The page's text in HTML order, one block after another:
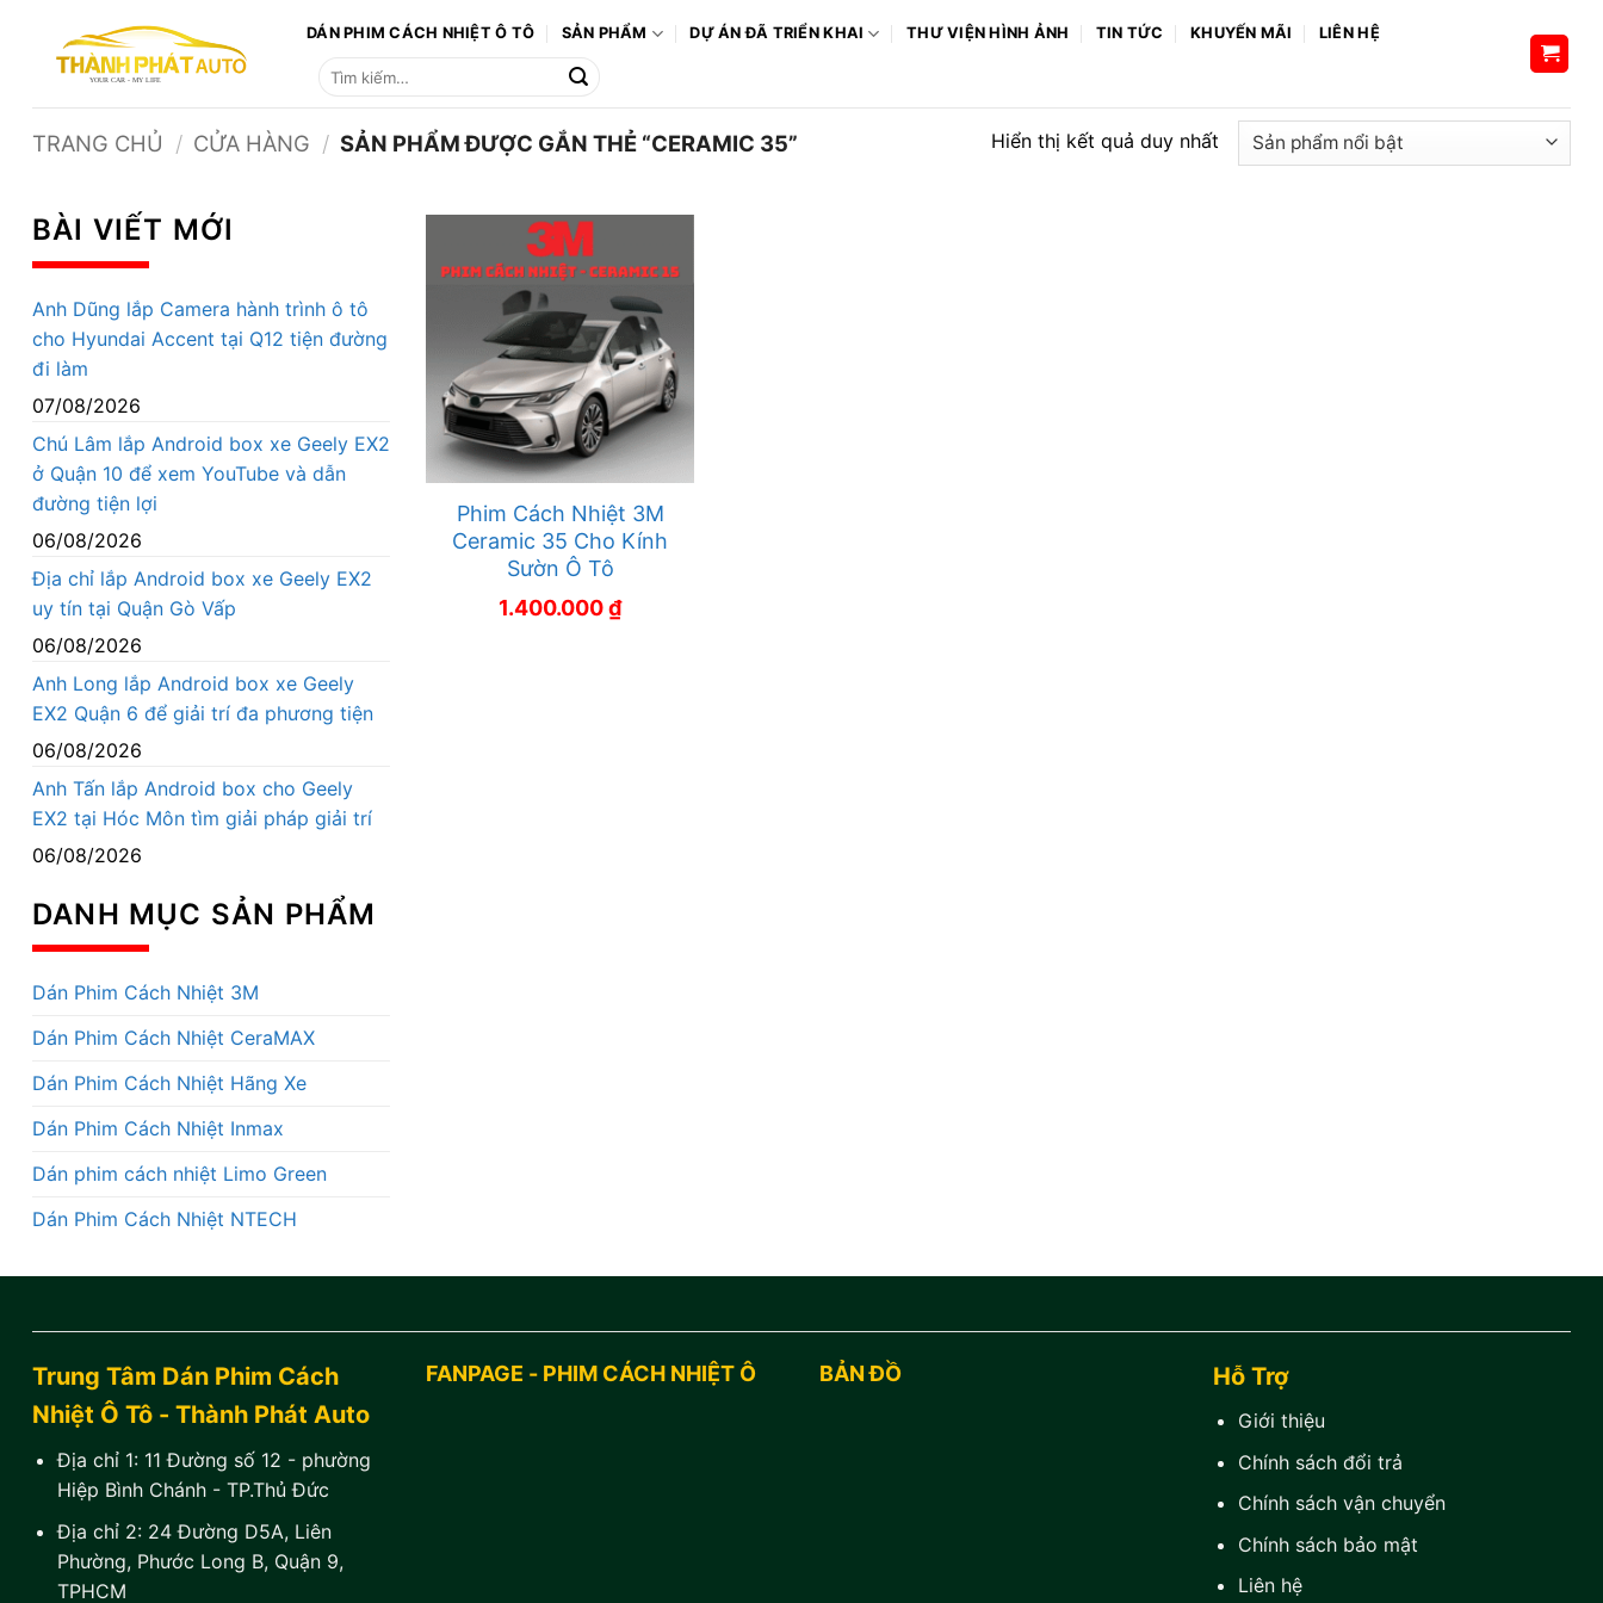
dung
DÁN PHIM CÁCH NHIỆT Ô TÔ SẢN PHẨM DỰ ÁN ĐÃ TRIỂN KHAI THƯ VIỆN HÌNH ẢNH TIN TỨC KHUYẾN MÃI
LIÊN HỆ
Tìm
TRANG CHỦ / CỬA HÀNG / SẢN PHẨM ĐƯỢC GẮN THẺ “CERAMIC 35” Hiển thị kết quả duy nhất
BÀI VIẾT MỚI
Anh Dũng lắp Camera hành trình ô tô
cho Hyundai Accent tại Q12 tiện đường
đi làm
07/08/2026
Chú Lâm lắp Android box xe Geely EX2
ở Quận 10 để xem YouTube và dẫn
đường tiện lợi
06/08/2026
Địa chỉ lắp Android box xe Geely EX2
uy tín tại Quận Gò Vấp
06/08/2026
Anh Long lắp Android box xe Geely
EX2 Quận 6 để giải trí đa phương tiện
06/08/2026
Anh Tấn lắp Android box cho Geely
EX2 tại Hóc Môn tìm giải pháp giải trí
06/08/2026
DANH MỤC SẢN PHẨM
Dán Phim Cách Nhiệt 3M
Dán Phim Cách Nhiệt CeraMAX
Dán Phim Cách Nhiệt Hãng Xe
Dán Phim Cách Nhiệt Inmax
Dán phim cách nhiệt Limo Green
Dán Phim Cách Nhiệt NTECH
Phim Cách Nhiệt 3M
Ceramic 35 Cho Kính
Sườn Ô Tô
1.400.000₫
Trung Tâm Dán Phim Cách
Nhiệt Ô Tô - Thành Phát Auto
Địa chỉ 1: 11 Đường số 12 - phường
Hiệp Bình Chánh - TP.Thủ Đức
Địa chỉ 2: 24 Đường D5A, Liên
Phường, Phước Long B, Quận 9,
TPHCM
FANPAGE - PHIM CÁCH NHIỆT Ô BẢN ĐỒ Hỗ Trợ
Giới thiệu
Chính sách đổi trả
Chính sách vận chuyển
Chính sách bảo mật
Liên hệ